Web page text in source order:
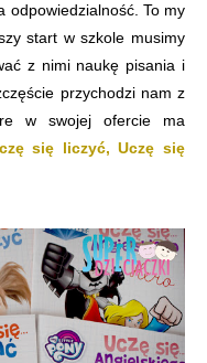
odpowiedzialność. To my
start w szkole musimy
z nimi naukę pisania i
przychodzi nam z
w swojej ofercie ma
się liczyć, Uczę się